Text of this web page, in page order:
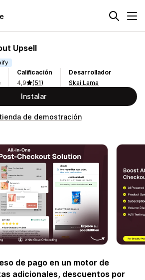
Upsell
Calificación
4,9
(51)
Desarrollador
Skai Lama
Instalar
de demostración
de pago en un motor de
adicionales, descuentos por